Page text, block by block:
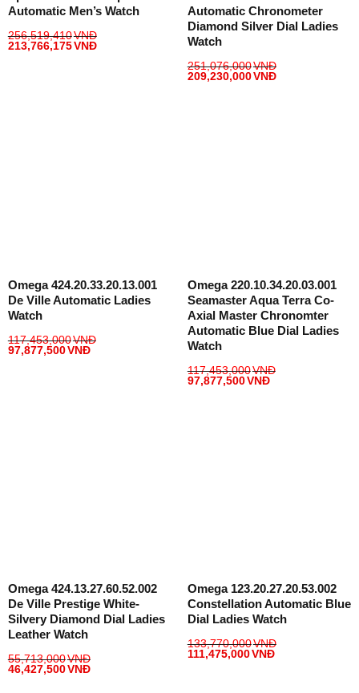
Automatic Men’s Watch
256,519,410VNĐ
213,766,175VNĐ
Automatic Chronometer
Diamond Silver Dial Ladies
Watch
251,076,000VNĐ
209,230,000VNĐ
Omega 424.20.33.20.13.001
De Ville Automatic Ladies
Watch
117,453,000VNĐ
97,877,500VNĐ
Omega 220.10.34.20.03.001
Seamaster Aqua Terra Co-
Axial Master Chronomter
Automatic Blue Dial Ladies
Watch
117,453,000VNĐ
97,877,500VNĐ
Omega 424.13.27.60.52.002
De Ville Prestige White-
Silvery Diamond Dial Ladies
Leather Watch
55,713,000VNĐ
46,427,500VNĐ
Omega 123.20.27.20.53.002
Constellation Automatic Blue
Dial Ladies Watch
133,770,000VNĐ
111,475,000VNĐ